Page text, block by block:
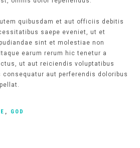
, GOD
quibusdam et aut officiis debitis
saepe eveniet, ut et
sint et molestiae non
earum rerum hic tenetur a
ut aut reiciendis voluptatibus
consequatur aut perferendis doloribus